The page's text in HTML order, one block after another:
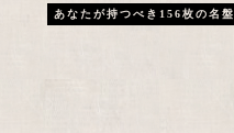
あなたが持つべき156枚の名盤